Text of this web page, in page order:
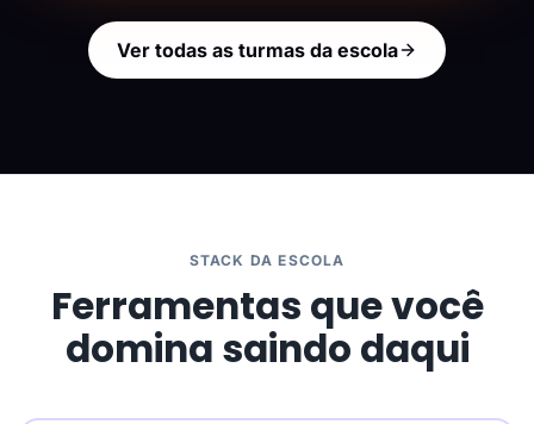
Ver todas as turmas da escola
STACK DA ESCOLA
Ferramentas que você
domina saindo daqui